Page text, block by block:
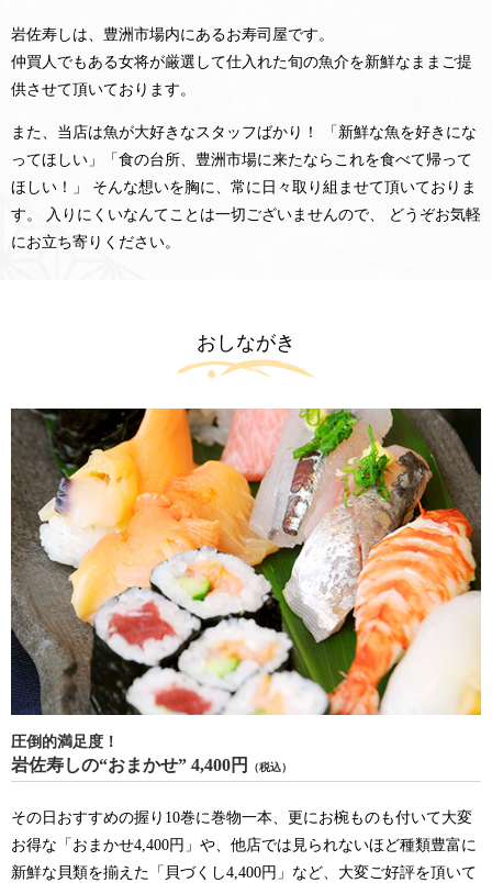
岩佐寿しは、豊洲市場内にあるお寿司屋です。
仲買人でもある女将が厳選して仕入れた旬の魚介を新鮮なままご提
供させて頂いております。
また、当店は魚が大好きなスタッフばかり！
「新鮮な魚を好きにな
ってほしい」「食の台所、豊洲市場に来たならこれを食べて帰って
ほしい！」
そんな想いを胸に、常に日々取り組ませて頂いておりま
す。
入りにくいなんてことは一切ございませんので、 どうぞお気軽
にお立ち寄りください。
おしながき
圧倒的満足度！
岩佐寿しの“おまかせ” 4,400円 （税込）
その日おすすめの握り10巻に巻物一本、更にお椀ものも付いて大変
お得な「おまかせ4,400円」や、他店では見られないほど種類豊富に
新鮮な貝類を揃えた「貝づくし4,400円」など、大変ご好評を頂いて